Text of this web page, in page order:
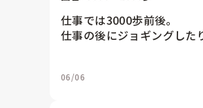
仕事では3000歩前後。
仕事の後にジョギングした
06/06